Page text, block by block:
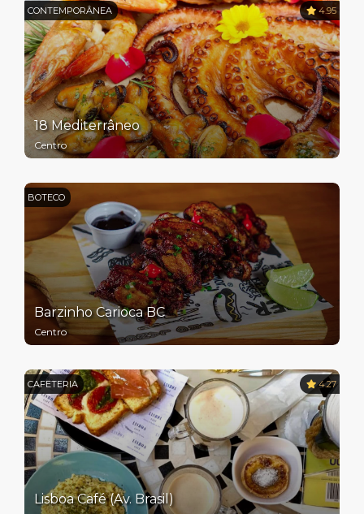
CONTEMPORÂNEA 4.95
18 Mediterrâneo
Centro
BOTECO
Barzinho Carioca BC
Centro
CAFETERIA 4.27
Lisboa Café (Av. Brasil)